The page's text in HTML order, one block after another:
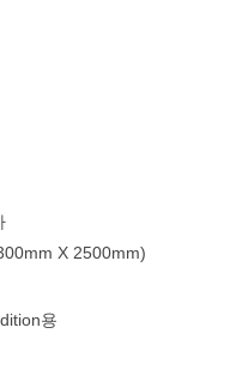
X 2500mm)
용